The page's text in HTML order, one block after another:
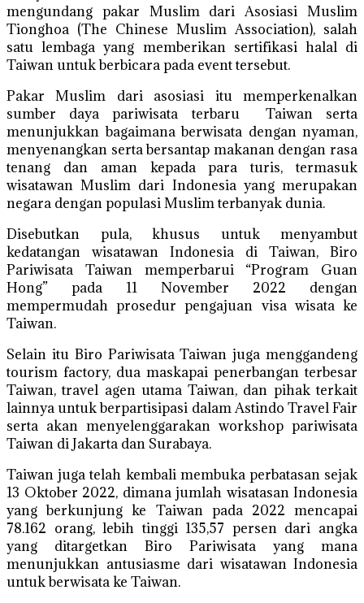
mengundang pakar Muslim dari Asosiasi Muslim
Tionghoa (The Chinese Muslim Association), salah
satu lembaga yang memberikan sertifikasi halal di
Taiwan untuk berbicara pada event tersebut.
Pakar Muslim dari asosiasi itu memperkenalkan
sumber daya pariwisata terbaru Taiwan serta
menunjukkan bagaimana berwisata dengan nyaman,
menyenangkan serta bersantap makanan dengan rasa
tenang dan aman kepada para turis, termasuk
wisatawan Muslim dari Indonesia yang merupakan
negara dengan populasi Muslim terbanyak dunia.
Disebutkan pula, khusus untuk menyambut
kedatangan wisatawan Indonesia di Taiwan, Biro
Pariwisata Taiwan memperbarui “Program Guan
Hong” pada 11 November 2022 dengan
mempermudah prosedur pengajuan visa wisata ke
Taiwan.
Selain itu Biro Pariwisata Taiwan juga menggandeng
tourism factory, dua maskapai penerbangan terbesar
Taiwan, travel agen utama Taiwan, dan pihak terkait
lainnya untuk berpartisipasi dalam Astindo Travel Fair
serta akan menyelenggarakan workshop pariwisata
Taiwan di Jakarta dan Surabaya.
Taiwan juga telah kembali membuka perbatasan sejak
13 Oktober 2022, dimana jumlah wisatasan Indonesia
yang berkunjung ke Taiwan pada 2022 mencapai
78.162 orang, lebih tinggi 135,57 persen dari angka
yang ditargetkan Biro Pariwisata yang mana
menunjukkan antusiasme dari wisatawan Indonesia
untuk berwisata ke Taiwan.